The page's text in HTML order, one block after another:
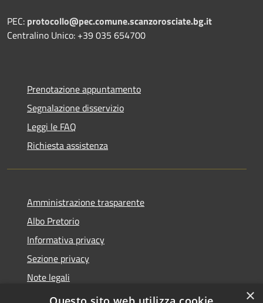
PEC: protocollo@pec.comune.scanzorosciate.bg.it
Centralino Unico: +39 035 654700
Prenotazione appuntamento
Segnalazione disservizio
Leggi le FAQ
Richiesta assistenza
Amministrazione trasparente
Albo Pretorio
Informativa privacy
Sezione privacy
Note legali
Dichiarazione di accessibilità
×